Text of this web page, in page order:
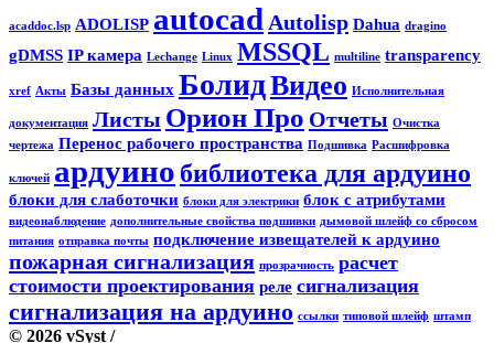
acaddoc.lsp ADOLISP autocadAutolisp Dahua dragino
gDMSS IP камера Lechange Linux MSSQL multiline transparency
xref Акты Базы данных БолидВидео Исполнительная
документация Листы Орион Про Отчеты Очистка
чертежа Перенос рабочего пространства Подшивка Расшифровка
ключей ардуино библиотека для ардуино
блоки для слаботочки блоки для электрики блок с атрибутами
видеонаблюдение дополнительные свойства подшивки дымовой шлейф со сбросом
питания отправка почты подключение извещателей к ардуино
пожарная сигнализация прозрачность расчет
стоимости проектирования реле сигнализация
сигнализация на ардуино ссылки типовой шлейф штамп
© 2026 vSyst/